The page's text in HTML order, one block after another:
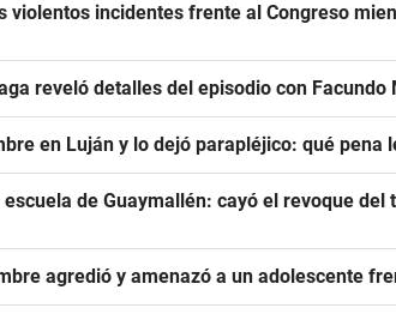
violentos incidentes frente al Congreso
reveló detalles del episodio con
en Luján y lo dejó parapléjico: qué pena
de Guaymallén: cayó el revoque
agredió y amenazó a un adolescente